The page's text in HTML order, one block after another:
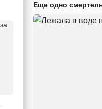
Еще одно